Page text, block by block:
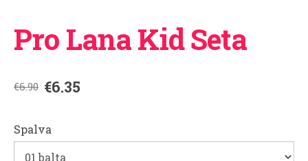
Pro Lana Kid Seta
€6.90 €6.35
Spalva